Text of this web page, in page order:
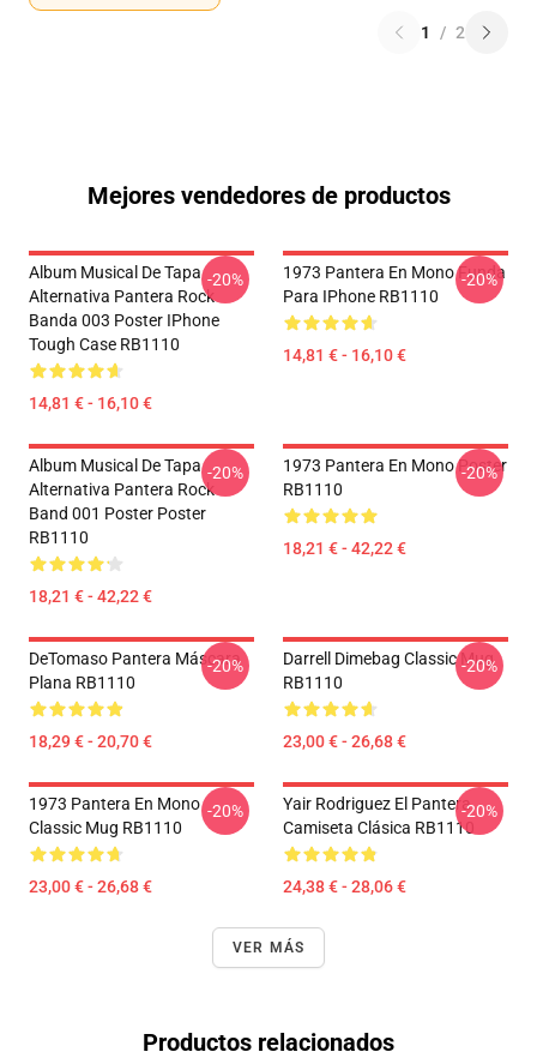
1 / 2
Mejores vendedores de productos
Album Musical De Tapa
Alternativa Pantera Rock
Banda 003 Poster IPhone
Tough Case RB1110
14,81 € - 16,10 €
-20%
1973 Pantera En Mono Funda
Para IPhone RB1110
14,81 € - 16,10 €
-20%
Album Musical De Tapa
Alternativa Pantera Rock
Band 001 Poster Poster
RB1110
18,21 € - 42,22 €
-20%
1973 Pantera En Mono Poster
RB1110
18,21 € - 42,22 €
-20%
DeTomaso Pantera Máscara
Plana RB1110
18,29 € - 20,70 €
-20%
Darrell Dimebag Classic Mug
RB1110
23,00 € - 26,68 €
-20%
1973 Pantera En Mono
Classic Mug RB1110
23,00 € - 26,68 €
-20%
Yair Rodriguez El Pantera
Camiseta Clásica RB1110
24,38 € - 28,06 €
-20%
VER MÁS
Productos relacionados